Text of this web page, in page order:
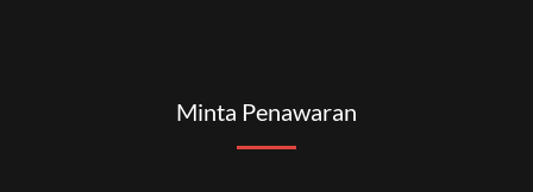
Minta Penawaran